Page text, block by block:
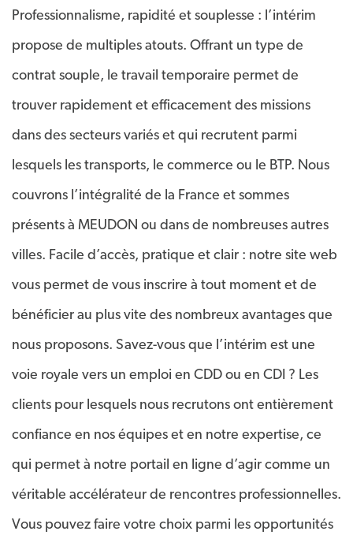
Professionnalisme, rapidité et souplesse : l’intérim
propose de multiples atouts. Offrant un type de
contrat souple, le travail temporaire permet de
trouver rapidement et efficacement des missions
dans des secteurs variés et qui recrutent parmi
lesquels les transports, le commerce ou le BTP. Nous
couvrons l’intégralité de la France et sommes
présents à MEUDON ou dans de nombreuses autres
villes. Facile d’accès, pratique et clair : notre site web
vous permet de vous inscrire à tout moment et de
bénéficier au plus vite des nombreux avantages que
nous proposons. Savez-vous que l’intérim est une
voie royale vers un emploi en CDD ou en CDI ? Les
clients pour lesquels nous recrutons ont entièrement
confiance en nos équipes et en notre expertise, ce
qui permet à notre portail en ligne d’agir comme un
véritable accélérateur de rencontres professionnelles.
Vous pouvez faire votre choix parmi les opportunités